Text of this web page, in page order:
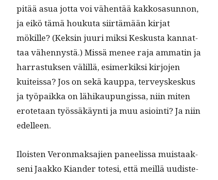
pitää asua jot­ta voi vähen­tää kakkosasun­non,
ja eikö tämä houku­ta siirtämään kir­jat
mökille? (Keksin juuri mik­si Keskus­ta kan­nat­
taa vähen­nys­tä.) Mis­sä menee raja ammatin ja
har­ras­tuk­sen välil­lä, esimerkik­si kir­jo­jen
kuiteis­sa? Jos on sekä kaup­pa, ter­veyskeskus
ja työ­paik­ka on lähikaupungis­sa, niin miten
erote­taan työssäkäyn­ti ja muu asioin­ti? Ja niin
edelleen.
Ilois­t­en Veron­mak­sajien paneelis­sa muis­taak­
seni Jaakko Kian­der tote­si, että meil­lä uud­is­te­